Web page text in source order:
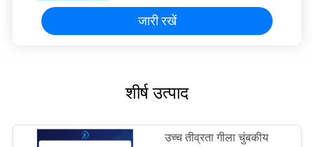
जारी रखें
शीर्ष उत्पाद
उच्च तीव्रता गीला चुंबकीय